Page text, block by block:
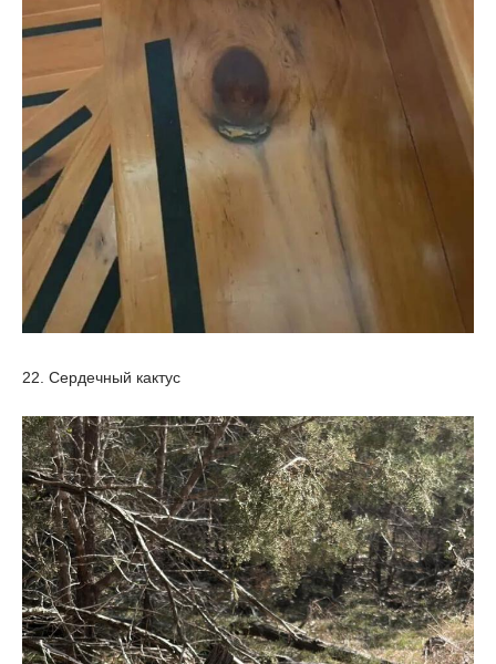
22. Сердечный кактус